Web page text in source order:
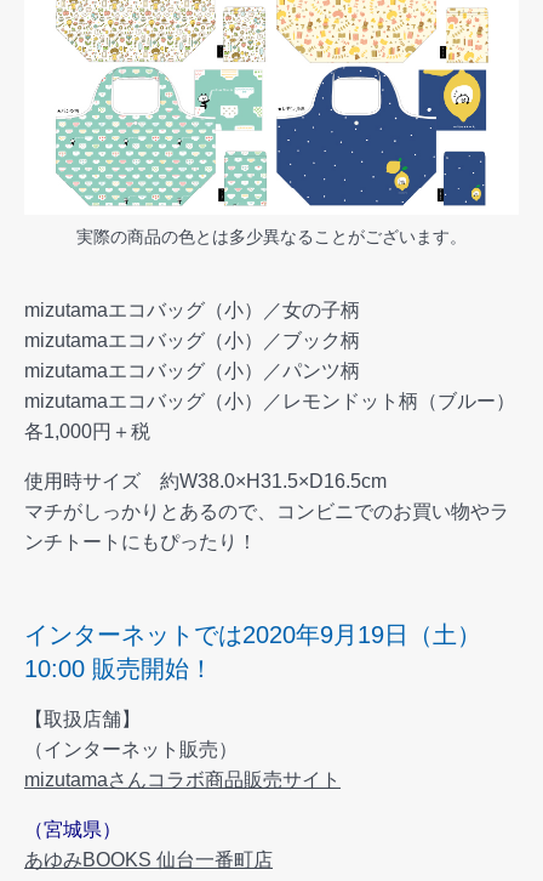
実際の商品の色とは多少異なることがございます。
mizutamaエコバッグ（小）／女の子柄
mizutamaエコバッグ（小）／ブック柄
mizutamaエコバッグ（小）／パンツ柄
mizutamaエコバッグ（小）／レモンドット柄（ブルー）
各1,000円＋税
使用時サイズ 約W38.0×H31.5×D16.5cm
マチがしっかりとあるので、コンビニでのお買い物やラ
ンチトートにもぴったり！
インターネットでは2020年9月19日（土）
10:00 販売開始！
【取扱店舗】
（インターネット販売）
mizutamaさんコラボ商品販売サイト
（宮城県）
あゆみBOOKS 仙台一番町店